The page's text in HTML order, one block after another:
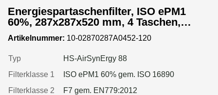
Energiespartaschenfilter, ISO ePM1
60%, 287x287x520 mm, 4 Taschen,
Kunststoffrahmen
Artikelnummer: 10-02870287A0452-120
Typ
HS-AirSynErgy 88
Filterklasse 1
ISO ePM1 60% gem. ISO 16890
Filterklasse 2
F7 gem. EN779:2012